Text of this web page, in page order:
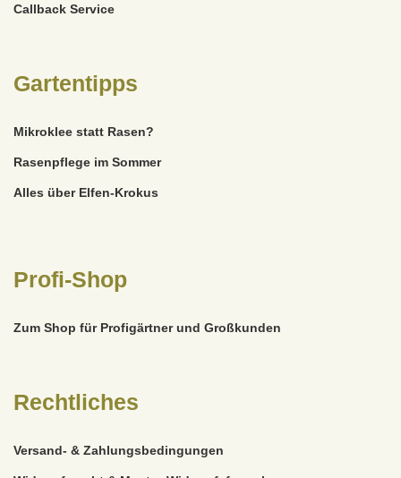
Callback Service
Gartentipps
Mikroklee statt Rasen?
Rasenpflege im Sommer
Alles über Elfen-Krokus
Profi-Shop
Zum Shop für Profigärtner und Großkunden
Rechtliches
Versand- & Zahlungsbedingungen